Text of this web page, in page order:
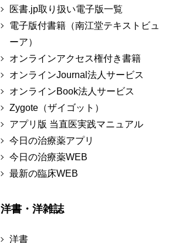
医書.jp取り扱い電子版一覧
電子版付書籍（南江堂テキストビュ
ーア）
オンラインアクセス権付き書籍
オンラインJournal法人サービス
オンラインBook法人サービス
Zygote（ザイゴット）
アプリ版 当直医実践マニュアル
今日の治療薬アプリ
今日の治療薬WEB
最新の臨床WEB
洋書・洋雑誌
洋書